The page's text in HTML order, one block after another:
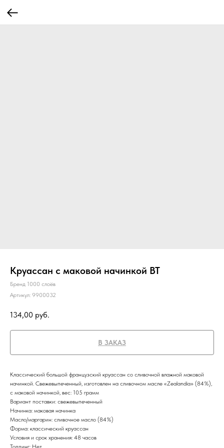
Круассан с маковой начинкой BT
Бренд 1000 слоёв
Артикул: 9900032
134,00 руб.
В ЗАКАЗ
Классический большой французский круассан со сливочной влажной маковой
начинкой. Свежевыпеченный, изготовлен на сливочном масле «Zealandia» (84%),
с маковой начинкой, вес: 105 грамм
Вариант поставки: свежевыпеченный
Начинка: маковая начинка
Масло/маргарин: сливочное масло (84%)
Форма: классический круассан
Условия и срок хранения: 48 часов
Топпинг: Нет